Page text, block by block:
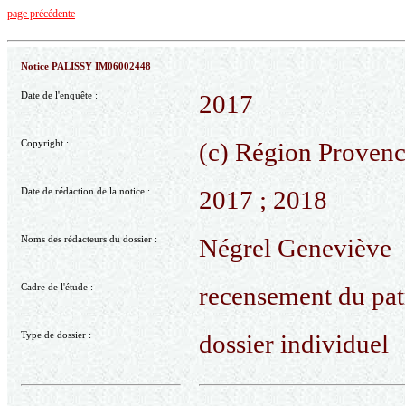
page précédente
Notice PALISSY IM06002448
Date de l'enquête : 2017
Copyright : (c) Région
Date de rédaction de la notice : 2017 ; 2018
Noms des rédacteurs du dossier : Négrel Geneviève
Cadre de l'étude : recensement du
Type de dossier : dossier individuel